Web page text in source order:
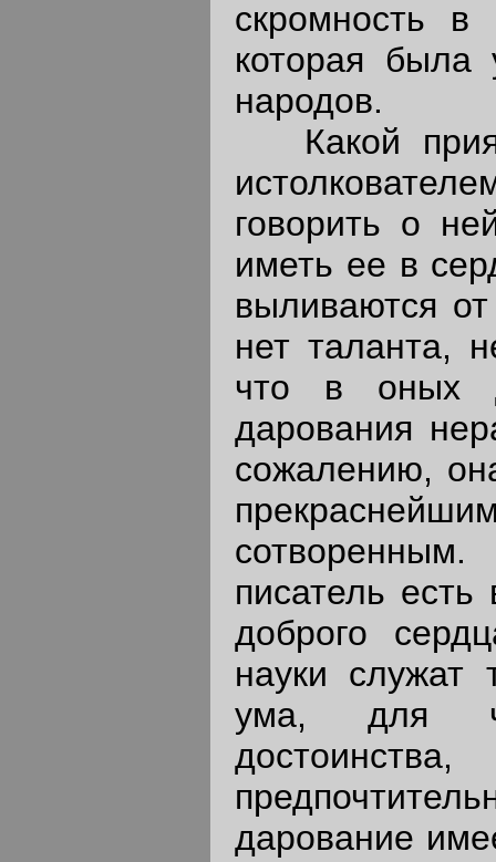
скромность
которая была
народов.
Какой
говорить о
иметь ее в
выливаются
нет таланта,
что в оных
дарования
сожалению,
писатель
доброго
науки служат
ума, для
дарование